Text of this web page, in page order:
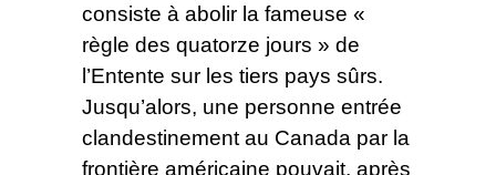
consiste à abolir la fameuse «
règle des quatorze jours » de
l’Entente sur les tiers pays sûrs.
Jusqu’alors, une personne entrée
clandestinement au Canada par la
frontière américaine pouvait, après